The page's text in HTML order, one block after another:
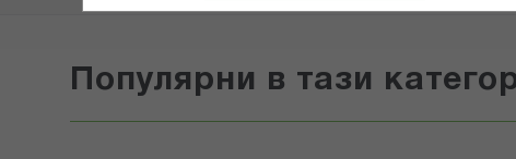
Популярни в тази